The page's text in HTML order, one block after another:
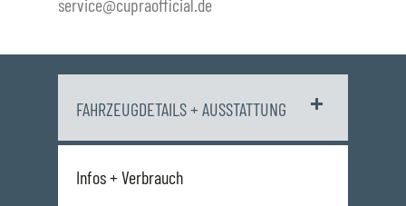
service@cupraofficial.de
FAHRZEUGDETAILS + AUSSTATTUNG
Infos + Verbrauch